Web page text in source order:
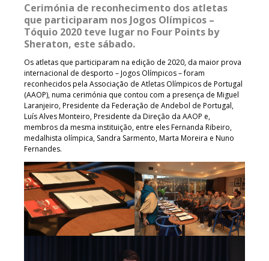
Cerimónia de reconhecimento dos atletas
que participaram nos Jogos Olímpicos –
Tóquio 2020 teve lugar no Four Points by
Sheraton, este sábado.
Os atletas que participaram na edição de 2020, da maior prova
internacional de desporto – Jogos Olímpicos – foram
reconhecidos pela Associação de Atletas Olímpicos de Portugal
(AAOP), numa cerimónia que contou com a presença de Miguel
Laranjeiro, Presidente da Federação de Andebol de Portugal,
Luís Alves Monteiro, Presidente da Direção da AAOP e,
membros da mesma instituição, entre eles Fernanda Ribeiro,
medalhista olímpica, Sandra Sarmento, Marta Moreira e Nuno
Fernandes.